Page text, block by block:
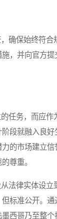
保始终符合
，并向官方
务，而应作
段就融入良
的市场建立
尊重。
律实体设立
标准公开。
西哥乃至整